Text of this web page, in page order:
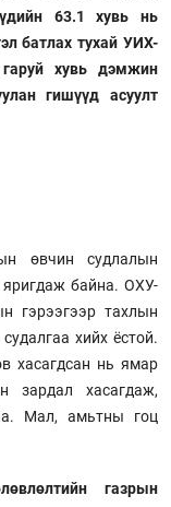
63.1 хувь нь
батлах тухай УИХ-
хувь дэмжин
гишүүд асуулт
өвчин судлалын
яригдаж байна. ОХУ-
гэрээгээр тахлын
хийх ёстой.
хасагдсан нь ямар
зардал хасагдаж,
Мал, амьтны гоц
газрын